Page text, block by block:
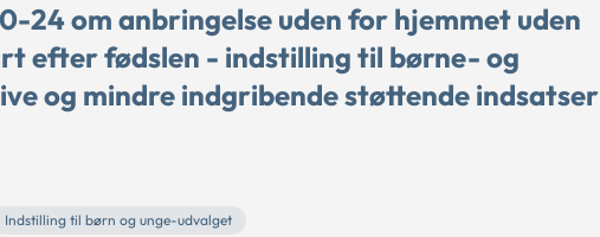
24 om anbringelse uden for hjemmet uden
efter fødslen - indstilling til børne- og
og mindre indgribende støttende indsatser
Indstilling til børn og unge-udvalget